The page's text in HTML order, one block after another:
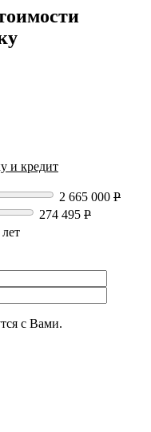
и кредит
2 665 000 Р
274 495 Р
с Вами.